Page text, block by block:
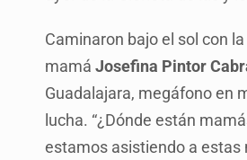
Caminaron bajo el sol con
mamá Josefina Pintor
Guadalajara, megáfono en
lucha. “¿Dónde están
estamos asistiendo a estas